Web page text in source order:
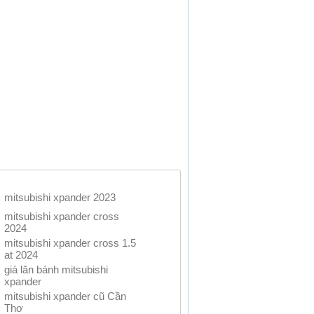
mitsubishi xpander 2023
mitsubishi xpander cross
2024
mitsubishi xpander cross 1.5
at 2024
giá lăn bánh mitsubishi
xpander
mitsubishi xpander cũ Cần
Thơ